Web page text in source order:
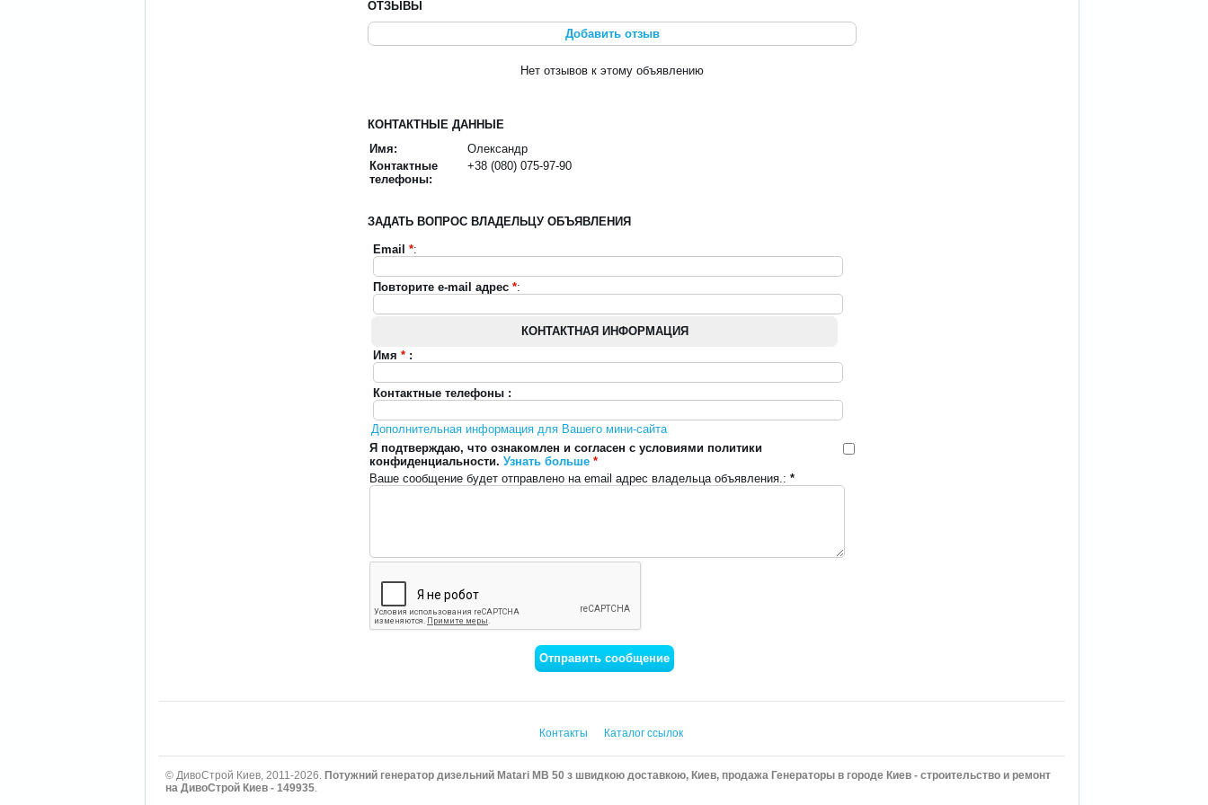
ОТЗЫВЫ
Добавить отзыв
Нет отзывов к этому объявлению
КОНТАКТНЫЕ ДАННЫЕ
Имя:
Олександр
Контактные
телефоны:
+38 (080) 075-97-90
ЗАДАТЬ ВОПРОС ВЛАДЕЛЬЦУ ОБЪЯВЛЕНИЯ
Email *:
Повторите e-mail адрес *:
КОНТАКТНАЯ ИНФОРМАЦИЯ
Имя* :
Контактные телефоны :
Дополнительная информация для Вашего мини-сайта
Я подтверждаю, что ознакомлен и согласен с условиями политики
конфиденциальности.Узнать больше *
Ваше сообщение будет отправлено на email адрес владельца объявления.:*
Контакты Каталог ссылок
© ДивоСтрой Киев, 2011-2026. Потужний генератор дизельний Matari MB 50 з швидкою доставкою, Киев, продажа Генераторы в городе Киев - строительство и ремонт
на ДивоСтрой Киев - 149935.